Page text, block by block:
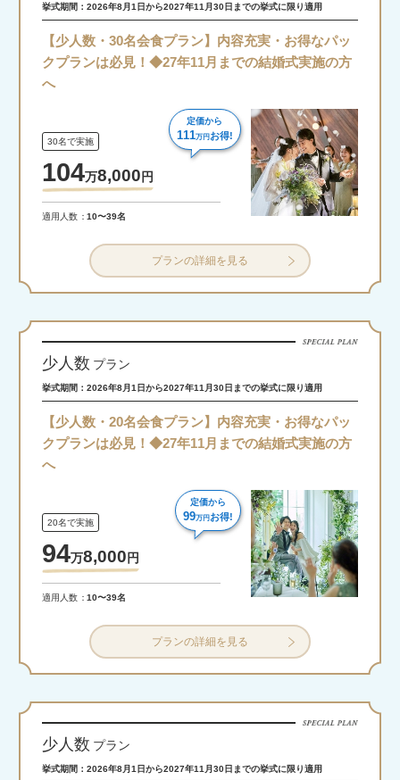
挙式期間：2026年8月1日から2027年11月30日までの挙式に限り適用
【少人数・30名会食プラン】内容充実・お得なパッ
クプランは必見！◆27年11月までの結婚式実施の方
へ
30名で実施
104万8,000円
定価から
111万円お得!
適用人数 10〜39名
プランの詳細を見る
少人数 プラン
挙式期間：2026年8月1日から2027年11月30日までの挙式に限り適用
【少人数・20名会食プラン】内容充実・お得なパッ
クプランは必見！◆27年11月までの結婚式実施の方
へ
20名で実施
94万8,000円
定価から
99万円お得!
適用人数 10〜39名
プランの詳細を見る
少人数 プラン
挙式期間：2026年8月1日から2027年11月30日までの挙式に限り適用